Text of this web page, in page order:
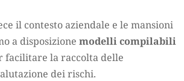
il contesto aziendale e le mansioni
a disposizione modelli compilabili
facilitare la raccolta delle
dei rischi.